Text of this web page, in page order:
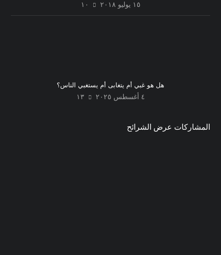
١٥ يوليو ٢٠١٨ ١٠
هل هو غبي أم يتغابى أم يستغبي الناس؟
٤ أغسطس ٢٠٢٥ ١٣
المشاركات عرض الشرائح